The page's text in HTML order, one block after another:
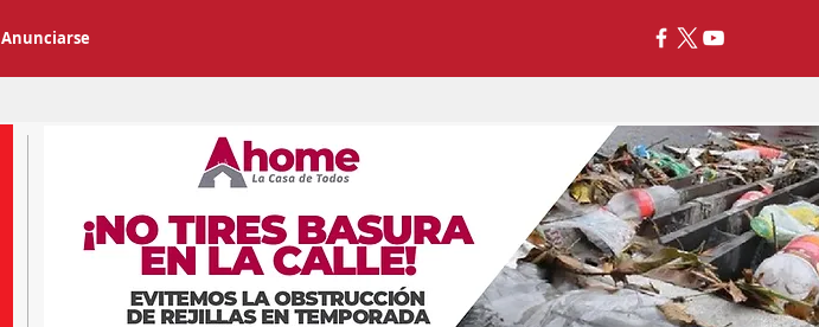
Anunciarse